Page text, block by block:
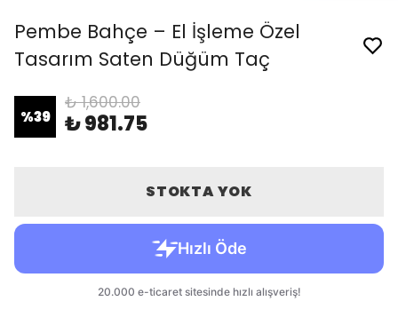
Pembe Bahçe – El İşleme Özel
Tasarım Saten Düğüm Taç
%39
₺ 1,600.00
₺ 981.75
STOKTA YOK